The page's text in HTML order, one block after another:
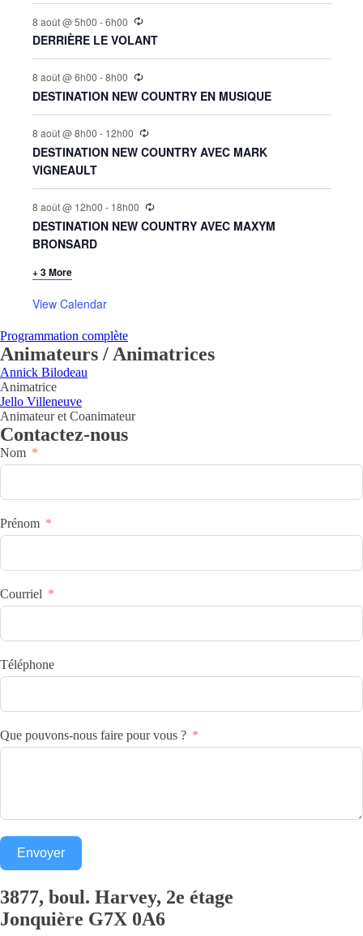
8 août @ 5h00 -6h00
DERRIÈRE LE VOLANT
8 août @ 6h00 -8h00
DESTINATION NEW COUNTRY EN MUSIQUE
8 août @ 8h00 - 12h00
DESTINATION NEW COUNTRY AVEC MARK
VIGNEAULT
8 août @ 12h00 - 18h00
DESTINATION NEW COUNTRY AVEC MAXYM
BRONSARD
+ 3 More
View Calendar
Programmation complète
Animateurs / Animatrices
Annick Bilodeau
Animatrice
Jello Villeneuve
Animateur et Coanimateur
Contactez-nous
Nom
Prénom
Courriel
Téléphone
Que pouvons-nous faire pour vous ?
Envoyer
3877, boul. Harvey, 2e étage
Jonquière G7X 0A6